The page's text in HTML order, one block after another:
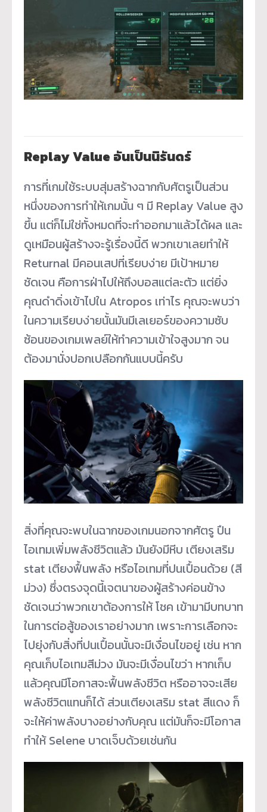
Replay Value อันเป็นนิรันดร์
การที่เกมใช้ระบบสุ่มสร้างฉากกับศัตรูเป็นส่วน
หนึ่งของการทำให้เกมนั้น ๆ มี Replay Value สูง
ขึ้น แต่ก็ไม่ใช่ทั้งหมดที่จะทำออกมาแล้วได้ผล และ
ดูเหมือนผู้สร้างจะรู้เรื่องนี้ดี พวกเขาเลยทำให้
Returnal มีคอนเสปที่เรียบง่าย มีเป้าหมาย
ชัดเจน คือการฝ่าไปให้ถึงบอสแต่ละตัว แต่ยิ่ง
คุณดำดิ่งเข้าไปใน Atropos เท่าไร คุณจะพบว่า
ในความเรียบง่ายนั้นมันมีเลเยอร์ของความซับ
ซ้อนของเกมเพลย์ให้ทำความเข้าใจสูงมาก จน
ต้องมานั่งปอกเปลือกกันแบบนี้ครับ
สิ่งที่คุณจะพบในฉากของเกมนอกจากศัตรู ปืน
ไอเทมเพิ่มพลังชีวิตแล้ว มันยังมีหีบ เตียงเสริม
stat เตียงฟื้นพลัง หรือไอเทมที่ปนเปื้อนด้วย (สี
ม่วง) ซึ่งตรงจุดนี้เจตนาของผู้สร้างค่อนข้าง
ชัดเจนว่าพวกเขาต้องการให้ โชค เข้ามามีบทบาท
ในการต่อสู้ของเราอย่างมาก เพราะการเลือกจะ
ไปยุ่งกับสิ่งที่ปนเปื้อนนั้นจะมีเงื่อนไขอยู่ เช่น หาก
คุณเก็บไอเทมสีม่วง มันจะมีเงื่อนไขว่า หากเก็บ
แล้วคุณมีโอกาสจะฟื้นพลังชีวิต หรืออาจจะเสีย
พลังชีวิตแทนก็ได้ ส่วนเตียงเสริม stat สีแดง ก็
จะให้ค่าพลังบางอย่างกับคุณ แต่มันก็จะมีโอกาส
ทำให้ Selene บาดเจ็บด้วยเช่นกัน